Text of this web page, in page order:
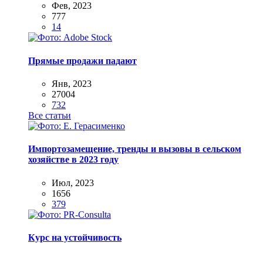
Фев, 2023
777
14
Прямые продажи падают
Янв, 2023
27004
732
Все статьи
Импортозамещение, тренды и вызовы в сельском
хозяйстве в 2023 году
Июл, 2023
1656
379
Курс на устойчивость